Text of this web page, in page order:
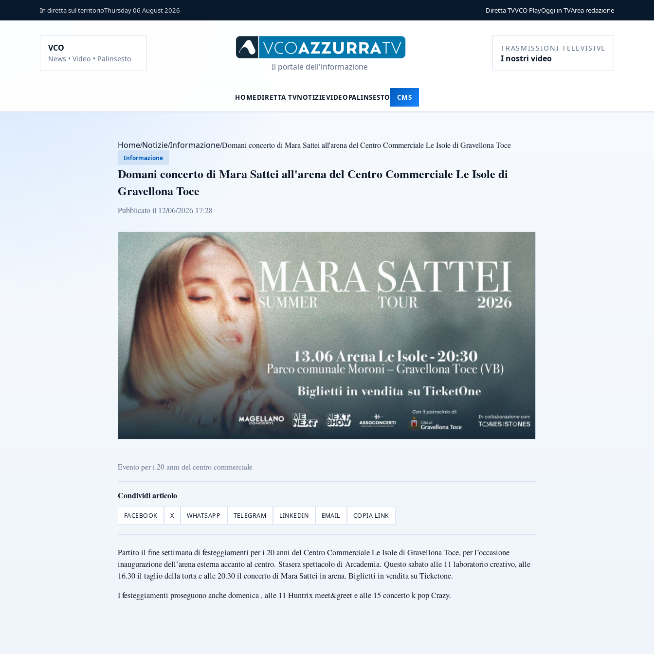
In diretta sul territorioThursday 06 August 2026 Diretta TVVCO PlayOggi in TVArea redazione
VCO
News • Video • Palinsesto
Il portale dell'informazione
TRASMISSIONI TELEVISIVE
I nostri video
HOMEDIRETTA TVNOTIZIEVIDEOPALINSESTO CMS
Home/Notizie/Informazione/Domani concerto di Mara Sattei all'arena del Centro Commerciale Le Isole di Gravellona Toce
Informazione
Domani concerto di Mara Sattei all'arena del Centro Commerciale Le Isole di
Gravellona Toce
Pubblicato il 12/06/2026 17:28
Evento per i 20 anni del centro commerciale
Condividi articolo
FACEBOOK X WHATSAPP TELEGRAM LINKEDIN EMAIL COPIA LINK
Partito il fine settimana di festeggiamenti per i 20 anni del Centro Commerciale Le Isole di Gravellona Toce, per l’occasione
inaugurazione dell’arena esterna accanto al centro. Stasera spettacolo di Arcademia. Questo sabato alle 11 laboratorio creativo, alle
16.30 il taglio della torta e alle 20.30 il concerto di Mara Sattei in arena. Biglietti in vendita su Ticketone.
I festeggiamenti proseguono anche domenica , alle 11 Huntrix meet&greet e alle 15 concerto k pop Crazy.